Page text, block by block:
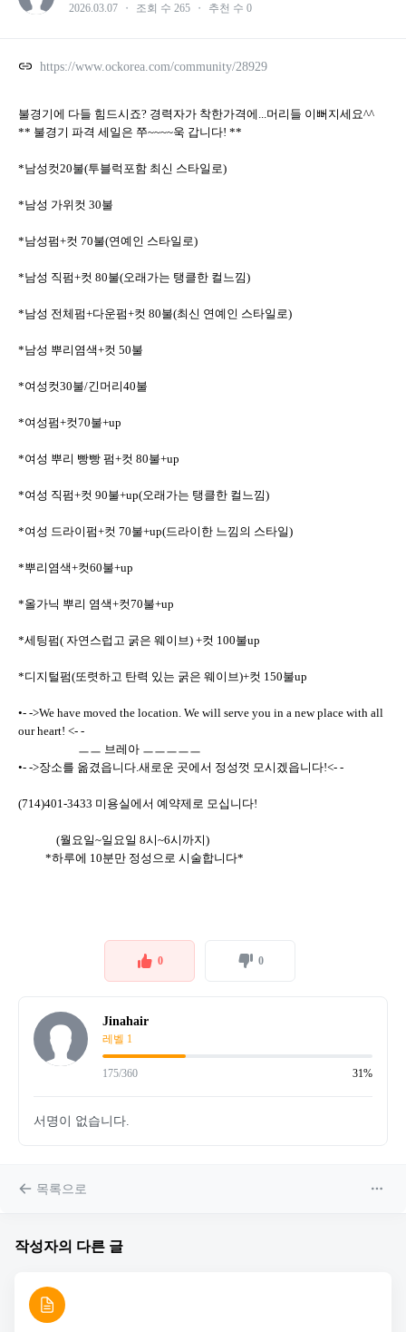
2026.03.07 ・ 조회 수 265 ・ 추천 수 0
https://www.ockorea.com/community/28929
불경기에 다들 힘드시죠? 경력자가 착한가격에...머리들 이뻐지세요^^
** 불경기 파격 세일은 쭈~~~~욱 갑니다! **
*남성컷20불(투블럭포함 최신 스타일로)
*남성 가위컷 30불
*남성펌+컷 70불(연예인 스타일로)
*남성 직펌+컷 80불(오래가는 탱클한 컬느낌)
*남성 전체펌+다운펌+컷 80불(최신 연예인 스타일로)
*남성 뿌리염색+컷 50불
*여성컷30불/긴머리40불
*여성펌+컷70불+up
*여성 뿌리 빵빵 펌+컷 80불+up
*여성 직펌+컷 90불+up(오래가는 탱클한 컬느낌)
*여성 드라이펌+컷 70불+up(드라이한 느낌의 스타일)
*뿌리염색+컷60불+up
*올가닉 뿌리 염색+컷70불+up
*세팅펌( 자연스럽고 굵은 웨이브) +컷 100불up
*디지털펌(또렷하고 탄력 있는 굵은 웨이브)+컷 150불up
•- ->We have moved the location. We will serve you in a new place with all
our heart! <- -
ㅡㅡ 브레아 ㅡㅡㅡㅡㅡ
•- ->장소를 옮겼읍니다.새로운 곳에서 정성껏 모시겠읍니다!<- -
(714)401-3433 미용실에서 예약제로 모십니다!
(월요일~일요일 8시~6시까지)
*하루에 10분만 정성으로 시술합니다*
0 0
Jinahair
레벨 1
175/360 31%
서명이 없습니다.
목록으로
작성자의 다른 글